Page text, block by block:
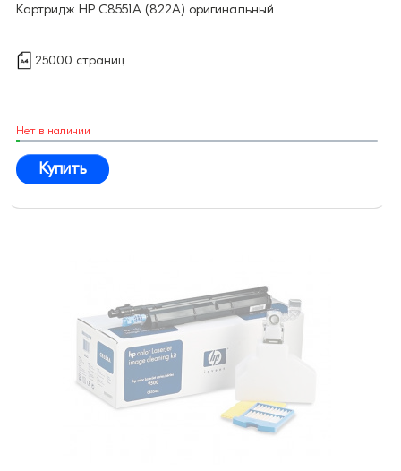
Картридж HP C8551A (822A) оригинальный
25000 страниц
Нет в наличии
Купить